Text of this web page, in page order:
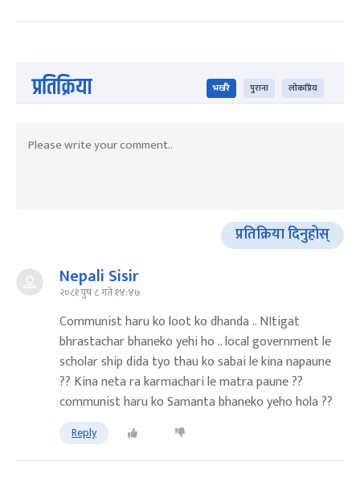
प्रतिक्रिया भर्खरै पुराना लोकप्रिय
प्रतिक्रिया दिनुहोस्
Nepali Sisir
२०८१ पुष ८ गते १४:४७
Communist haru ko loot ko dhanda .. NItigat
bhrastachar bhaneko yehi ho .. local government le
scholar ship dida tyo thau ko sabai le kina napaune
?? Kina neta ra karmachari le matra paune ??
communist haru ko Samanta bhaneko yeho hola ??
Reply